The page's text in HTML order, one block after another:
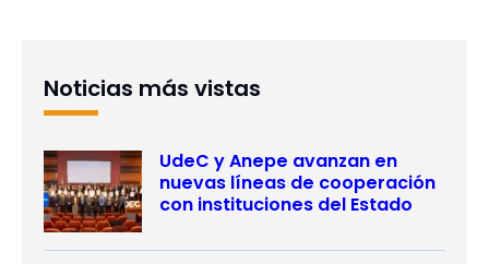
Noticias más vistas
UdeC y Anepe avanzan en
nuevas líneas de cooperación
con instituciones del Estado